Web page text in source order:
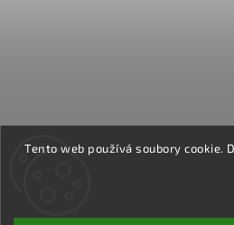
Tento web používá soubory cookie.